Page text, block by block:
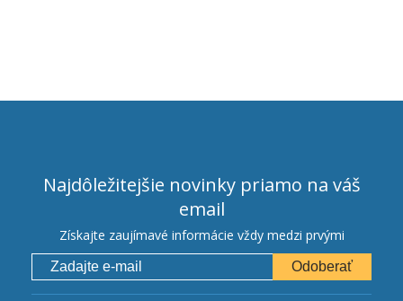
Najdôležitejšie novinky priamo na váš
email
Získajte zaujímavé informácie vždy medzi prvými
Odoberať